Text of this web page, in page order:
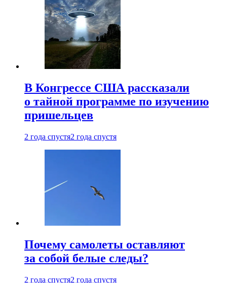
В Конгрессе США рассказали
о тайной программе по изучению
пришельцев
2 года спустя2 года спустя
Почему самолеты оставляют
за собой белые следы?
2 года спустя2 года спустя